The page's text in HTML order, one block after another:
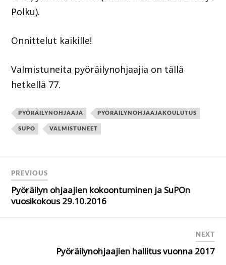
Polku).
Onnittelut kaikille!
Valmistuneita pyöräilynohjaajia on tällä
hetkellä 77.
PYÖRÄILYNOHJAAJA PYÖRÄILYNOHJAAJAKOULUTUS
SUPO VALMISTUNEET
PREVIOUS
Pyöräilyn ohjaajien kokoontuminen ja SuPOn
vuosikokous 29.10.2016
NEXT
Pyöräilynohjaajien hallitus vuonna 2017